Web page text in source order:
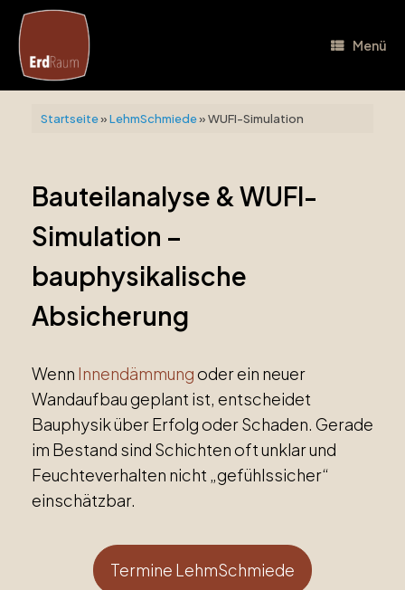
Inhalt
springen
Menü
Startseite»LehmSchmiede»WUFI-Simulation
Bauteilanalyse & WUFI-
Simulation –
bauphysikalische
Absicherung
Wenn Innendämmungoder ein neuer
Wandaufbau geplant ist, entscheidet
Bauphysik über Erfolg oder Schaden. Gerade
im Bestand sind Schichten oft unklar und
Feuchteverhalten nicht „gefühlssicher“
einschätzbar.
Termine LehmSchmiede